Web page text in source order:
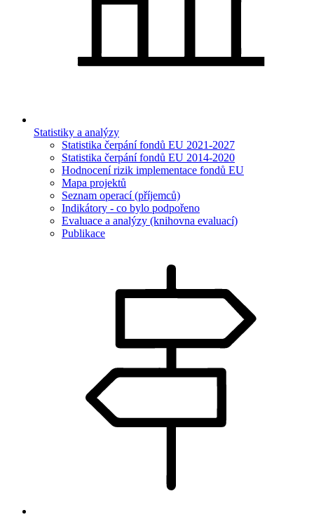
Statistiky a analýzy
Statistika čerpání fondů EU 2021-2027
Statistika čerpání fondů EU 2014-2020
Hodnocení rizik implementace fondů EU
Mapa projektů
Seznam operací (příjemců)
Indikátory - co bylo podpořeno
Evaluace a analýzy (knihovna evaluací)
Publikace